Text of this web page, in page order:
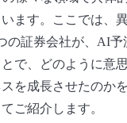
ます。ここでは、
の証券会社が、AI予
で、どのように意
を成長させたのか
ご紹介します。